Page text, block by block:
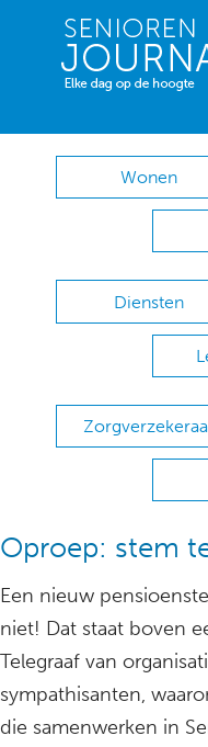
Wonen
Diensten
Oproep: stem
Een nieuw
niet! Dat staat boven
Telegraaf van
sympathisanten,
die samenwerken in